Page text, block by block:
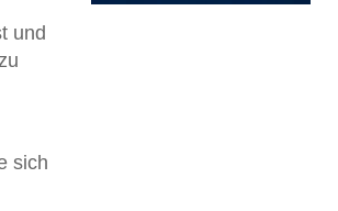
und
sich